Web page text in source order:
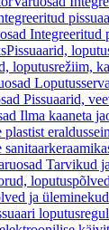
Integreeritud
Pissuaarid,
loputusrežiim,
Pissuaarid,
Ilma kaaneta
plastist
Tarvikud
ja üleminekud